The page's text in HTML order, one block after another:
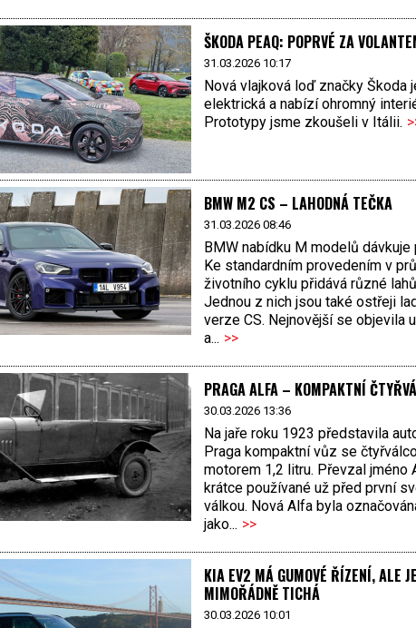
ŠKODA PEAQ: POPRVÉ ZA
31.03.2026 10:17
Nová vlajková loď značky Škoda
elektrická a nabízí ohromný
Prototypy jsme zkoušeli v Itálii.
BMW M2 CS – LAHODNÁ TEČKA
31.03.2026 08:46
BMW nabídku M modelů dávkuje
Ke standardním provedením v
životního cyklu přidává různé
Jednou z nich jsou také ostřeji
verze CS. Nejnovější se objevila
a... >>
PRAGA ALFA – KOMPAKTNÍ
30.03.2026 13:36
Na jaře roku 1923 představila
Praga kompaktní vůz se
motorem 1,2 litru. Převzal jméno
krátce používané už před první
válkou. Nová Alfa byla
jako... >>
KIA EV2 MÁ GUMOVÉ ŘÍZENÍ, ALE JE
MIMOŘÁDNĚ TICHÁ
30.03.2026 10:01